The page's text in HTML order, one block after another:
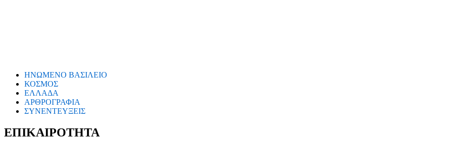
ΗΝΩΜΕΝΟ ΒΑΣΙΛΕΙΟ
ΚΟΣΜΟΣ
ΕΛΛΑΔΑ
ΑΡΘΡΟΓΡΑΦΙΑ
ΣΥΝΕΝΤΕΥΞΕΙΣ
ΕΠΙΚΑΙΡΟΤΗΤΑ